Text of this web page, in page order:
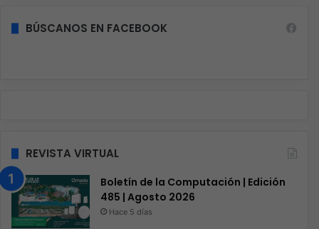
BÚSCANOS EN FACEBOOK
REVISTA VIRTUAL
Boletín de la Computación | Edición
485 | Agosto 2026
Hace 5 días